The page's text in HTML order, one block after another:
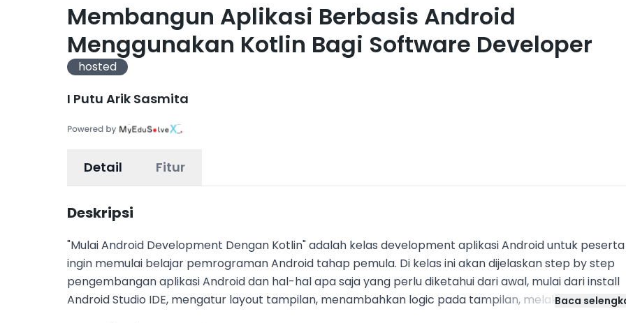
Membangun Aplikasi Berbasis Android
Menggunakan Kotlin Bagi Software Developer
hosted
I Putu Arik Sasmita
Detail Fitur
Deskripsi
"Mulai Android Development Dengan Kotlin" adalah kelas development aplikasi Android untuk
ingin memulai belajar pemrograman Android tahap pemula. Di kelas ini akan dijelaskan step by step
pengembangan aplikasi Android dan hal-hal apa saja yang perlu diketahui dari awal, mulai dari install
Android Studio IDE, mengatur layout tampilan, menambahkan logic pada tampilan, melakukan
Baca